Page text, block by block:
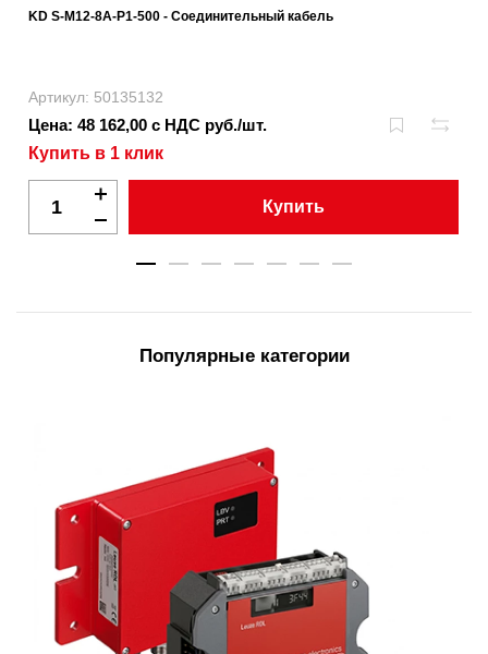
KD S-M12-8A-P1-500 - Соединительный кабель
Артикул: 50135132
Цена: 48 162,00 с НДС руб./шт.
Купить в 1 клик
Купить
Популярные категории